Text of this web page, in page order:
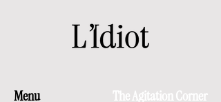
Menu
The Agitation Corner